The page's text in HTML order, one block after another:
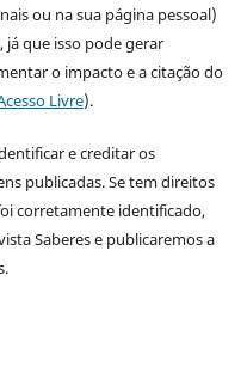
ou na sua página pessoal)
já que isso pode gerar
o impacto e a citação do
Livre).
e creditar os
publicadas. Se tem direitos
corretamente identificado,
Saberes e publicaremos a